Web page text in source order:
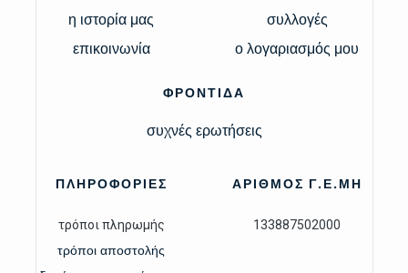
η ιστορία μας
επικοινωνία
συλλογές
ο λογαριασμός μου
ΦΡΟΝΤΙΔΑ
συχνές ερωτήσεις
ΠΛΗΡΟΦΟΡΙΕΣ
τρόποι πληρωμής
τρόποι αποστολής
ΑΡΙΘΜΟΣ Γ.Ε.ΜΗ
133887502000